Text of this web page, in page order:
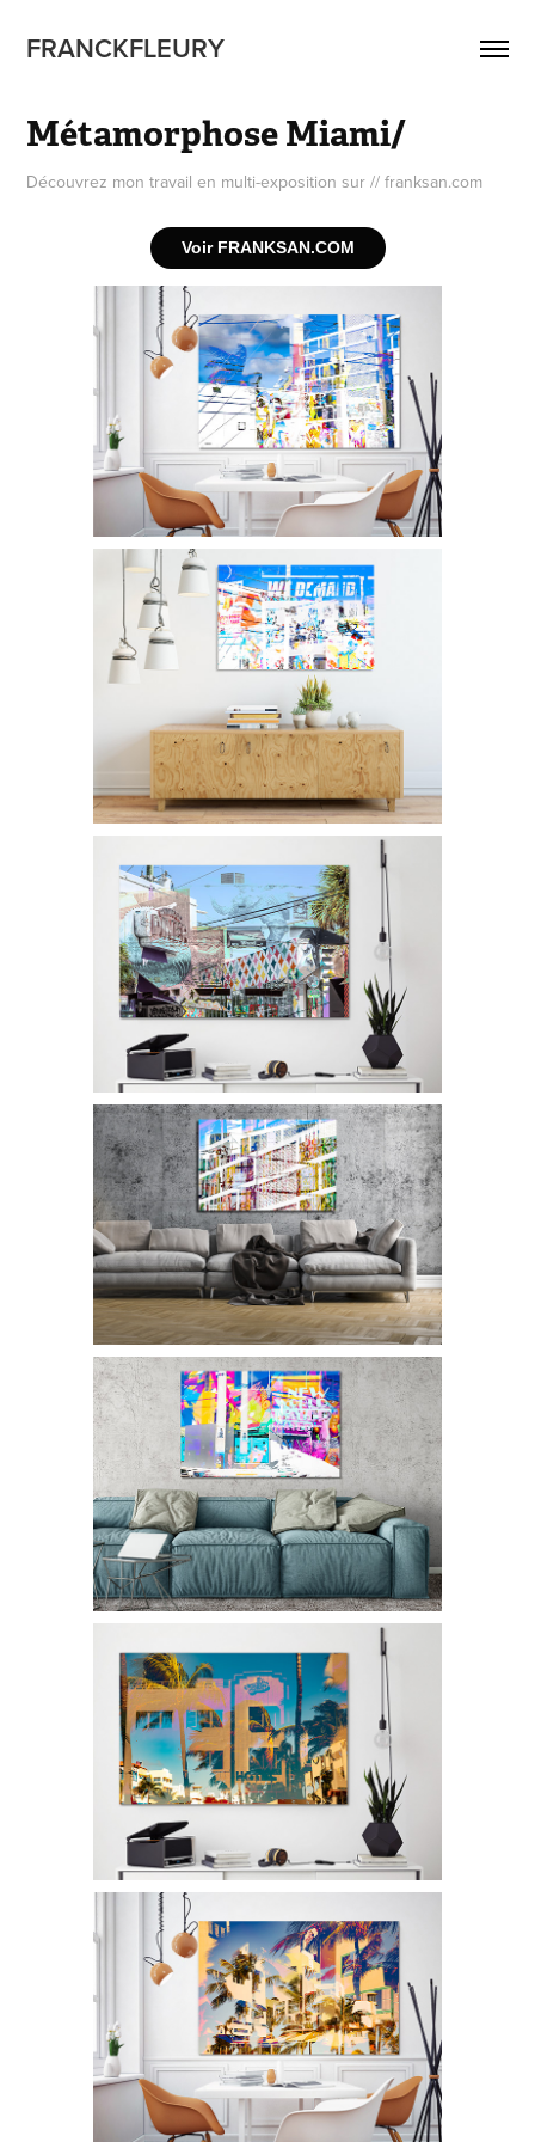
FRANCKFLEURY
Métamorphose Miami/
Découvrez mon travail en multi-exposition sur // franksan.com
Voir FRANKSAN.COM